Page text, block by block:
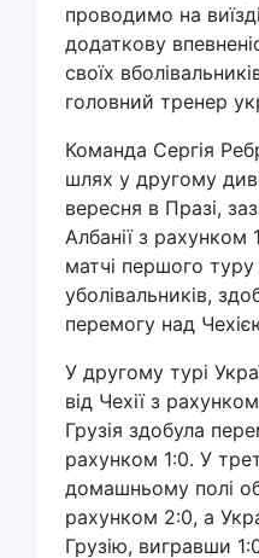
проводимо на
додаткову
своїх
головний тренер
Команда Сергія
шлях у другому
вересня в Празі,
Албанії з
матчі першого туру
уболівальників,
перемогу над
У другому турі
від Чехії з
Грузія здобула
рахунком 1:0. У
домашньому полі
рахунком 2:0, а
Грузію, вигравши